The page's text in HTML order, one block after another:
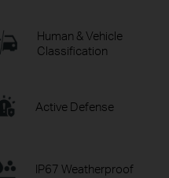
Human & Vehicle
Classification
Active Defense
IP67 Weatherproof